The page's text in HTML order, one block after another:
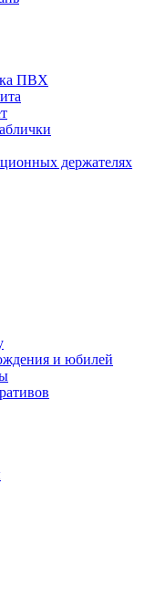
ПВХ
держателях
и юбилей